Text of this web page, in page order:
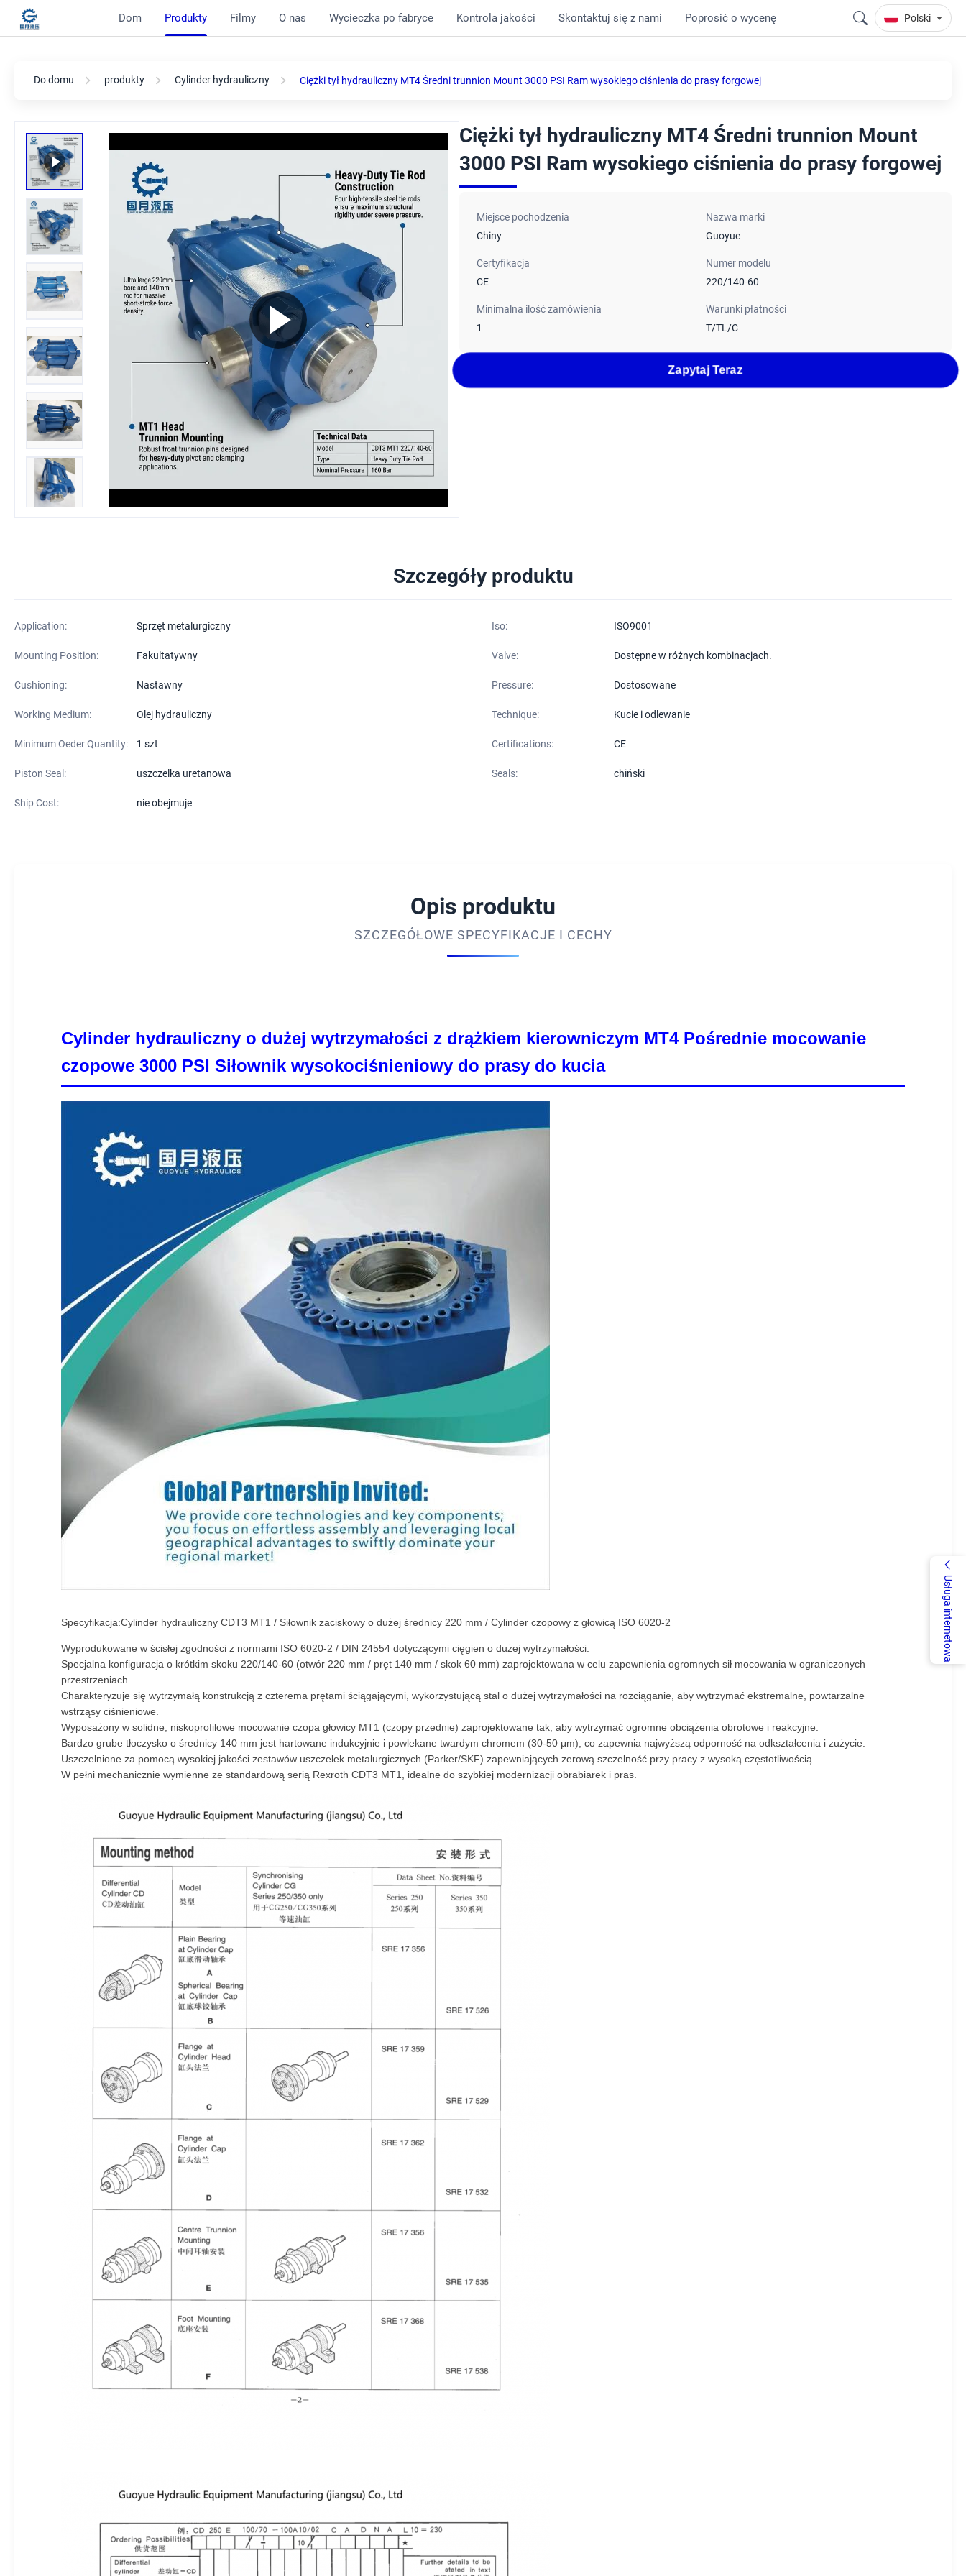
Dom Produkty Filmy O nas Wycieczka po fabryce Kontrola jakości Skontaktuj się z nami Poprosić o wycenę Polski
Usługa internetowa
Do domu produkty Cylinder hydrauliczny Ciężki tył hydrauliczny MT4 Średni trunnion Mount 3000 PSI Ram wysokiego ciśnienia do prasy forgowej
Ciężki tył hydrauliczny MT4 Średni trunnion Mount
3000 PSI Ram wysokiego ciśnienia do prasy forgowej
Miejsce pochodzenia
Chiny
Nazwa marki
Guoyue
Certyfikacja
CE
Numer modelu
220/140-60
Minimalna ilość zamówienia
1
Warunki płatności
T/TL/C
Zapytaj Teraz
Szczegóły produktu
Application: Sprzęt metalurgiczny Iso: ISO9001
Mounting Position: Fakultatywny Valve: Dostępne w różnych kombinacjach.
Cushioning: Nastawny Pressure: Dostosowane
Working Medium: Olej hydrauliczny Technique: Kucie i odlewanie
Minimum Oeder Quantity: 1 szt Certifications: CE
Piston Seal: uszczelka uretanowa Seals: chiński
Ship Cost: nie obejmuje
Opis produktu
SZCZEGÓŁOWE SPECYFIKACJE I CECHY
Cylinder hydrauliczny o dużej wytrzymałości z drążkiem kierowniczym MT4 Pośrednie mocowanie
czopowe 3000 PSI Siłownik wysokociśnieniowy do prasy do kucia
Specyfikacja:Cylinder hydrauliczny CDT3 MT1 / Siłownik zaciskowy o dużej średnicy 220 mm / Cylinder czopowy z głowicą ISO 6020-2
Wyprodukowane w ścisłej zgodności z normami ISO 6020-2 / DIN 24554 dotyczącymi cięgien o dużej wytrzymałości.
Specjalna konfiguracja o krótkim skoku 220/140-60 (otwór 220 mm / pręt 140 mm / skok 60 mm) zaprojektowana w celu zapewnienia ogromnych sił mocowania w ograniczonych
przestrzeniach.
Charakteryzuje się wytrzymałą konstrukcją z czterema prętami ściągającymi, wykorzystującą stal o dużej wytrzymałości na rozciąganie, aby wytrzymać ekstremalne, powtarzalne
wstrząsy ciśnieniowe.
Wyposażony w solidne, niskoprofilowe mocowanie czopa głowicy MT1 (czopy przednie) zaprojektowane tak, aby wytrzymać ogromne obciążenia obrotowe i reakcyjne.
Bardzo grube tłoczysko o średnicy 140 mm jest hartowane indukcyjnie i powlekane twardym chromem (30-50 μm), co zapewnia najwyższą odporność na odkształcenia i zużycie.
Uszczelnione za pomocą wysokiej jakości zestawów uszczelek metalurgicznych (Parker/SKF) zapewniających zerową szczelność przy pracy z wysoką częstotliwością.
W pełni mechanicznie wymienne ze standardową serią Rexroth CDT3 MT1, idealne do szybkiej modernizacji obrabiarek i pras.